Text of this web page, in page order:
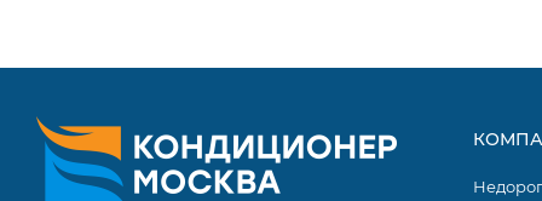
Управление голосом.
Турбо режим.